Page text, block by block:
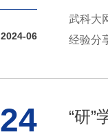
2024-06
武科大
经验分
24 “研”